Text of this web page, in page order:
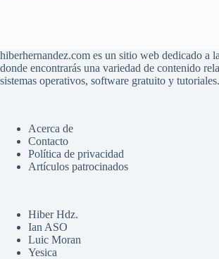
hiberhernandez.com es un sitio web dedicado a
donde encontrarás una variedad de contenido
sistemas operativos, software gratuito y tutoriales.
Acerca de
Contacto
Política de privacidad
Artículos patrocinados
Hiber Hdz.
Ian ASO
Luic Moran
Yesica